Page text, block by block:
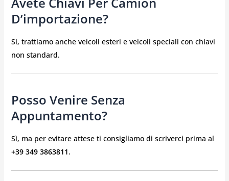
D’importazione?
Sì, trattiamo anche veicoli esteri e veicoli speciali con chiavi
non standard.
Posso Venire Senza
Appuntamento?
Sì, ma per evitare attese ti consigliamo di scriverci prima al
+39 349 3863811.